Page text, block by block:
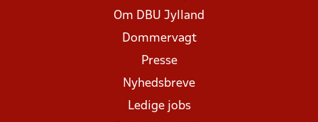
Om DBU Jylland
Dommervagt
Presse
Nyhedsbreve
Ledige jobs